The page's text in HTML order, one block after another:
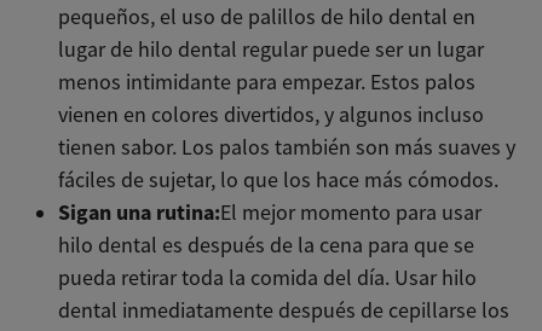
pequeños, el uso de palillos de hilo dental en
lugar de hilo dental regular puede ser un lugar
menos intimidante para empezar. Estos palos
vienen en colores divertidos, y algunos incluso
tienen sabor. Los palos también son más suaves y
fáciles de sujetar, lo que los hace más cómodos.
Sigan una rutina:El mejor momento para usar
hilo dental es después de la cena para que se
pueda retirar toda la comida del día. Usar hilo
dental inmediatamente después de cepillarse los